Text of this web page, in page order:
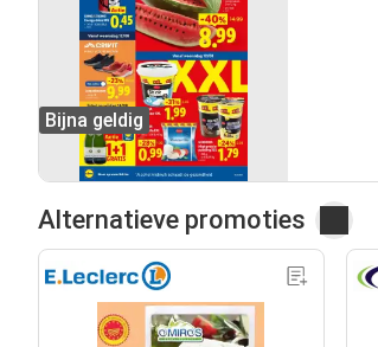
Bijna geldig
Alternatieve promoties